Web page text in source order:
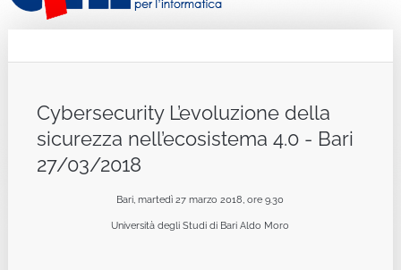
Cybersecurity L’evoluzione della
sicurezza nell’ecosistema 4.0 - Bari
27/03/2018
Bari, martedì 27 marzo 2018, ore 9.30
Università degli Studi di Bari Aldo Moro